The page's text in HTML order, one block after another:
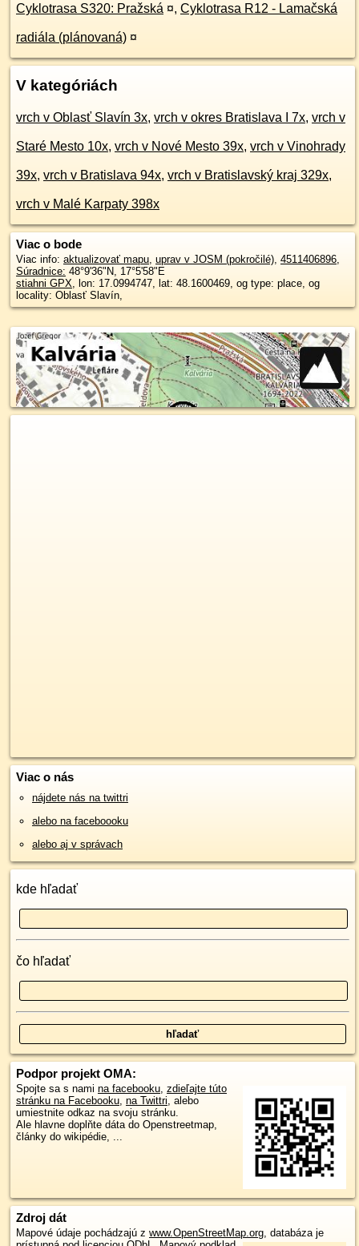
Cyklotrasa S320: Pražská ¤, Cyklotrasa R12 - Lamačská
radiála (plánovaná) ¤
V kategóriách
vrch v Oblasť Slavín 3x, vrch v okres Bratislava I 7x, vrch v
Staré Mesto 10x, vrch v Nové Mesto 39x, vrch v Vinohrady
39x, vrch v Bratislava 94x, vrch v Bratislavský kraj 329x,
vrch v Malé Karpaty 398x
Viac o bode
Viac info: aktualizovať mapu uprav v JOSM (pokročilé) 4511406896
Súradnice: 48°9'36"N
17°5'58"E
stiahni GPX , lon: 17.0994747, lat: 48.1600469, og type: place, og
locality: Oblasť Slavín,
Viac o nás
nájdete nás na twittri
alebo na faceboooku
alebo aj v správach
kde hľadať
čo hľadať
Podpor projekt OMA:
Spojte sa s nami na facebooku zdieľajte túto
stránku na Facebooku na Twittri , alebo
umiestnite odkaz na svoju stránku.
Ale hlavne doplňte dáta do Openstreetmap,
články do wikipédie, ...
Zdroj dát
Mapové údaje pochádzajú z www.OpenStreetMap.org, databáza je